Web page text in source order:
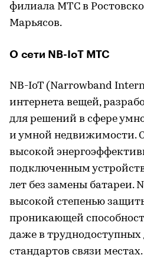
филиала МТС в
Марьясов.
О сети NB-IoT МТС
NB-IoT (Narrowband
интернета вещей,
для решений в сфере
и умной недвижимости.
высокой
подключенным
лет без замены батареи.
высокой степенью
проникающей
даже в труднодоступных
стандартов связи